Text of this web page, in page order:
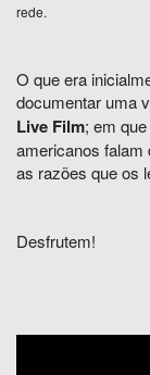
rede.
O que era
documentar uma
Live Film; em
americanos falam
as razões que os
Desfrutem!